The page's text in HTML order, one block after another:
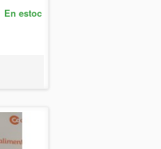
En estoc